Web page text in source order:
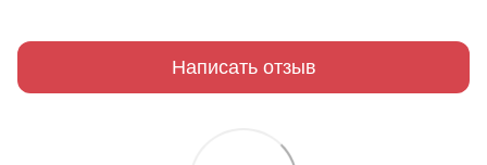
Написать отзыв